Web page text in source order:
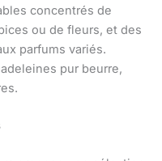
concentrés de
ou de fleurs, et des
parfums variés.
pur beurre,